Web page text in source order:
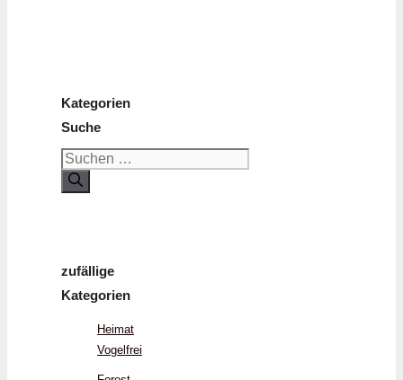
Kategorien
Suche
Suchen
nach:
zufällige
Kategorien
Heimat
Vogelfrei